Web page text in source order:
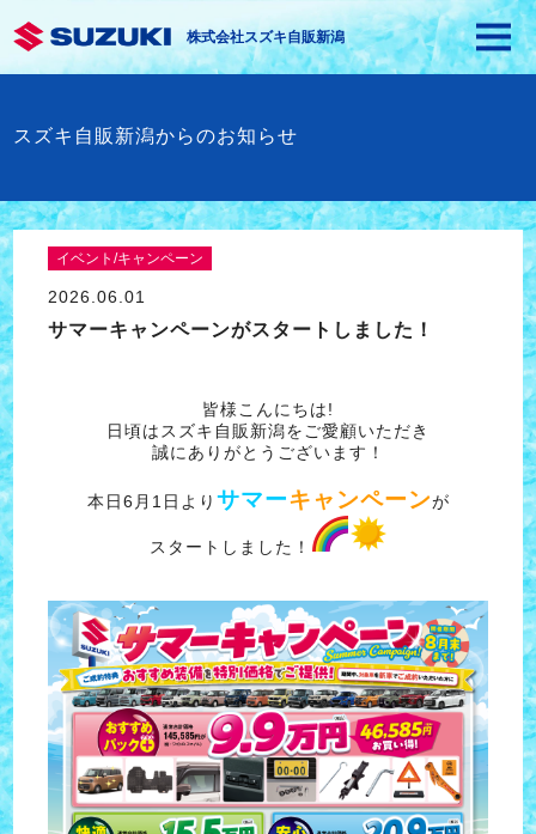
株式会社スズキ自販新潟
スズキ自販新潟からのお知らせ
イベント/キャンペーン
2026.06.01
サマーキャンペーンがスタートしました！
皆様こんにちは!
日頃はスズキ自販新潟をご愛顧いただき
誠にありがとうございます！
本日6月1日より サマーキャンペーンが
スタートしました！